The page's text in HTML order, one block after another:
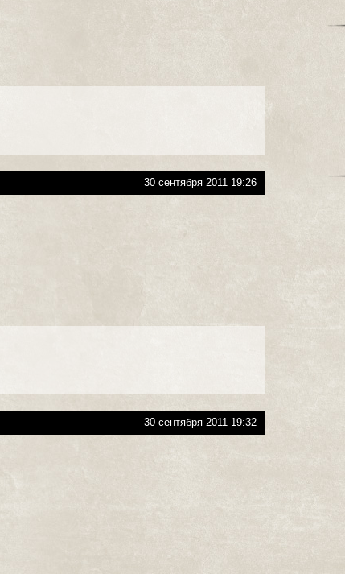
30 сентября 2011 19:26
30 сентября 2011 19:32